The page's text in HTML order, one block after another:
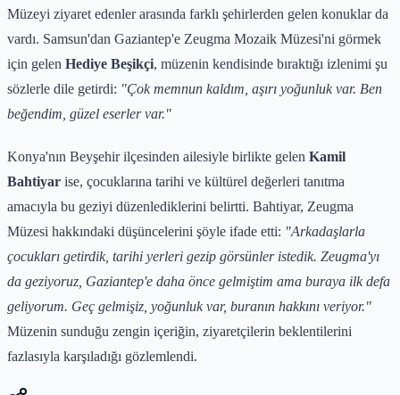
Müzeyi ziyaret edenler arasında farklı şehirlerden gelen konuklar da
vardı. Samsun'dan Gaziantep'e Zeugma Mozaik Müzesi'ni görmek
için gelen Hediye Beşikçi, müzenin kendisinde bıraktığı izlenimi şu
sözlerle dile getirdi: "Çok memnun kaldım, aşırı yoğunluk var. Ben
beğendim, güzel eserler var."
Konya'nın Beyşehir ilçesinden ailesiyle birlikte gelen Kamil
Bahtiyar ise, çocuklarına tarihi ve kültürel değerleri tanıtma
amacıyla bu geziyi düzenlediklerini belirtti. Bahtiyar, Zeugma
Müzesi hakkındaki düşüncelerini şöyle ifade etti: "Arkadaşlarla
çocukları getirdik, tarihi yerleri gezip görsünler istedik. Zeugma'yı
da geziyoruz, Gaziantep'e daha önce gelmiştim ama buraya ilk defa
geliyorum. Geç gelmişiz, yoğunluk var, buranın hakkını veriyor."
Müzenin sunduğu zengin içeriğin, ziyaretçilerin beklentilerini
fazlasıyla karşıladığı gözlemlendi.